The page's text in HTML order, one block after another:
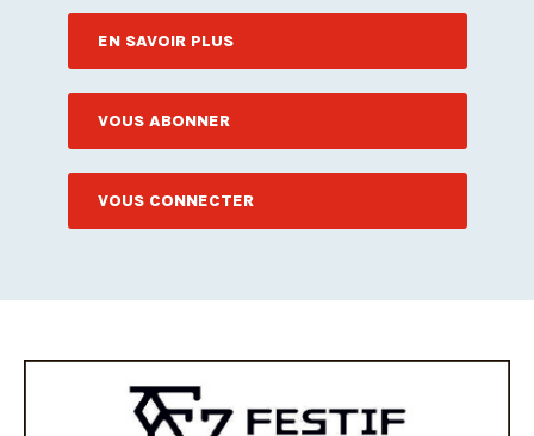
EN SAVOIR PLUS
VOUS ABONNER
VOUS CONNECTER